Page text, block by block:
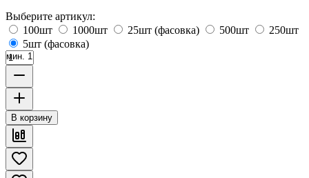
Выберите артикул:
100шт
1000шт 25шт (фасовка) 500шт
250шт
5шт (фасовка)
мин. 1
В корзину